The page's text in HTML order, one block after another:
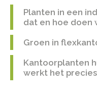
Planten in een
dat en hoe doen
Groen in
Kantoorplanten
werkt het